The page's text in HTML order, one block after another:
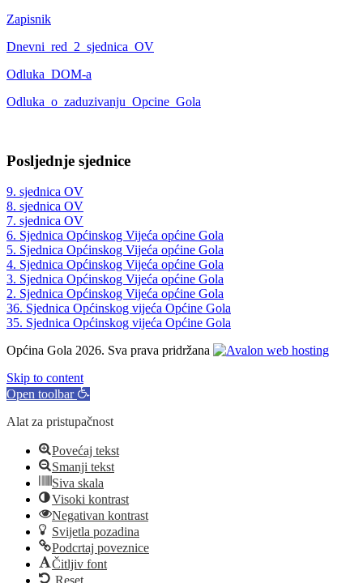
Zapisnik
Dnevni_red_2_sjednica_OV
Odluka_DOM-a
Odluka_o_zaduzivanju_Opcine_Gola
Posljednje sjednice
9. sjednica OV
8. sjednica OV
7. sjednica OV
6. Sjednica Općinskog Vijeća općine Gola
5. Sjednica Općinskog Vijeća općine Gola
4. Sjednica Općinskog Vijeća općine Gola
3. Sjednica Općinskog Vijeća općine Gola
2. Sjednica Općinskog Vijeća općine Gola
36. Sjednica Općinskog vijeća Općine Gola
35. Sjednica Općinskog vijeća Općine Gola
Općina Gola 2026. Sva prava pridržana
Skip to content
Open toolbar
Alat za pristupačnost
Povećaj tekst
Smanji tekst
Siva skala
Visoki kontrast
Negativan kontrast
Svijetla pozadina
Podcrtaj poveznice
Čitljiv font